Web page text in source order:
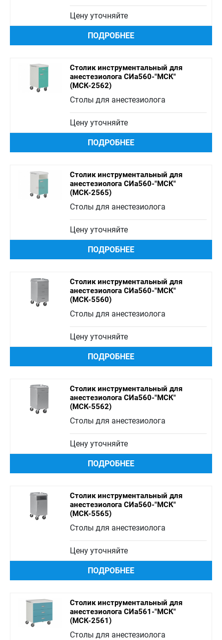
Цену уточняйте
ПОДРОБНЕЕ
Столик инструментальный для
анестезиолога СИа560-"МСК"
(МСК-2562)
Столы для анестезиолога
Цену уточняйте
ПОДРОБНЕЕ
Столик инструментальный для
анестезиолога СИа560-"МСК"
(МСК-2565)
Столы для анестезиолога
Цену уточняйте
ПОДРОБНЕЕ
Столик инструментальный для
анестезиолога СИа560-"МСК"
(МСК-5560)
Столы для анестезиолога
Цену уточняйте
ПОДРОБНЕЕ
Столик инструментальный для
анестезиолога СИа560-"МСК"
(МСК-5562)
Столы для анестезиолога
Цену уточняйте
ПОДРОБНЕЕ
Столик инструментальный для
анестезиолога СИа560-"МСК"
(МСК-5565)
Столы для анестезиолога
Цену уточняйте
ПОДРОБНЕЕ
Столик инструментальный для
анестезиолога СИа561-"МСК"
(МСК-2561)
Столы для анестезиолога